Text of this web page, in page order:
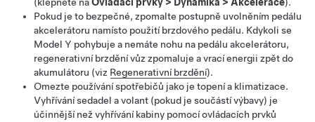
Pokud je to bezpečné, zpomalte postupně uvolněním pedálu
akcelerátoru namísto použití brzdového pedálu. Kdykoli se
Model Y pohybuje a nemáte nohu na pedálu akcelerátoru,
regenerativní brzdění vůz zpomaluje a vrací energii zpět do
akumulátoru (viz Regenerativní brzdění).
Omezte používání spotřebičů jako je topení a klimatizace.
Vyhřívání sedadel avolant (pokud je součástí výbavy) je
účinnější než vyhřívání kabiny pomocí ovládacích prvků